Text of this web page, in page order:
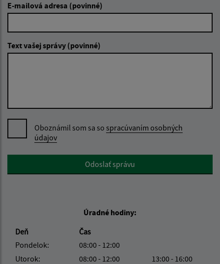
E-mailová adresa (povinné)
Text vašej správy (povinné)
Oboznámil som sa so spracúvaním osobných
údajov
Google reCaptcha ResponseOdoslať správu
Úradné hodiny:
Deň
Čas
Pondelok:
08:00 - 12:00
Utorok:
08:00 - 12:00
13:00 - 16:00